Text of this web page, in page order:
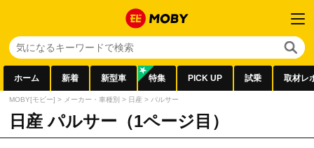
ホーム 新着 新型車 特集 PICK UP 試乗 取材レ
MOBY[モビー] > メーカー・車種別 > 日産 > パルサー
日産 パルサー（1ページ目）